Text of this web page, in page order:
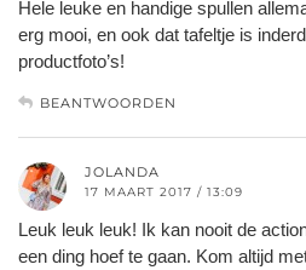
Hele leuke en handige spullen
erg mooi, en ook dat tafeltje is
productfoto’s!
BEANTWOORDEN
JOLANDA
17 MAART 2017 / 13:09
Leuk leuk leuk! Ik kan nooit de
een ding hoef te gaan. Kom altijd